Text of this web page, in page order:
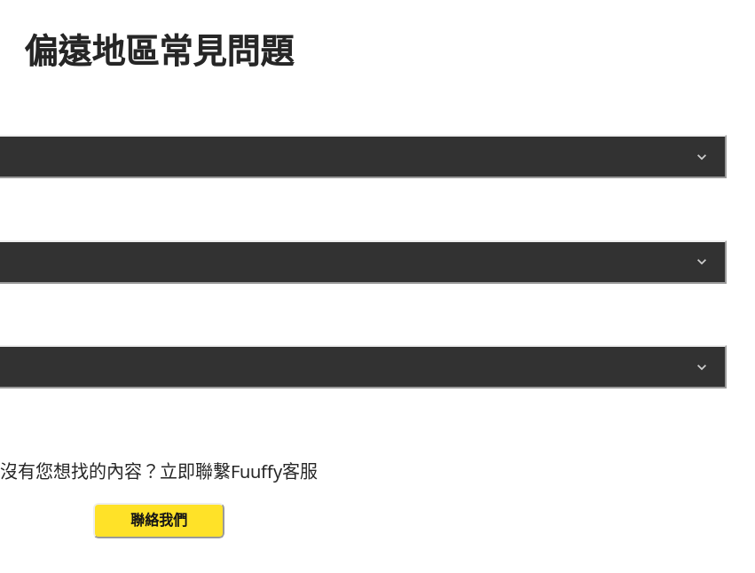
偏遠地區常見問題
沒有您想找的內容？立即聯繫Fuuffy客服
聯絡我們